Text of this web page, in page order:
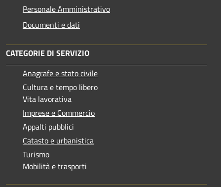
Personale Amministrativo
Documenti e dati
CATEGORIE DI SERVIZIO
Anagrafe e stato civile
Cultura e tempo libero
Vita lavorativa
Imprese e Commercio
Appalti pubblici
Catasto e urbanistica
Turismo
Mobilità e trasporti